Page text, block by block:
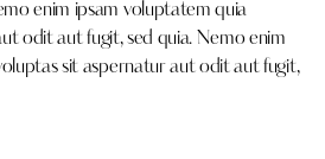
enim ipsam voluptatem quia
odit aut fugit, sed quia. Nemo enim
sit aspernatur aut odit aut fugit,